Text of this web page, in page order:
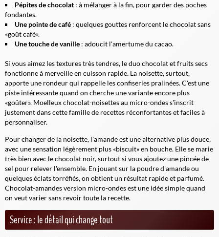
Pépites de chocolat : à mélanger à la fin, pour garder des poches
fondantes.
Une pointe de café : quelques gouttes renforcent le chocolat sans
«goût café».
Une touche de vanille : adoucit l'amertume du cacao.
Si vous aimez les textures très tendres, le duo chocolat et fruits secs
fonctionne à merveille en cuisson rapide. La noisette, surtout,
apporte une rondeur qui rappelle les confiseries pralinées. C'est une
piste intéressante quand on cherche une variante encore plus
«goûter». Moelleux chocolat-noisettes au micro-ondes s'inscrit
justement dans cette famille de recettes réconfortantes et faciles à
personnaliser.
Pour changer de la noisette, l'amande est une alternative plus douce,
avec une sensation légèrement plus «biscuit» en bouche. Elle se marie
très bien avec le chocolat noir, surtout si vous ajoutez une pincée de
sel pour relever l'ensemble. En jouant sur la poudre d'amande ou
quelques éclats torréfiés, on obtient un résultat rapide et parfumé.
Chocolat-amandes version micro-ondes est une idée simple quand
on veut varier sans revoir toute la recette.
Service : le détail qui change tout